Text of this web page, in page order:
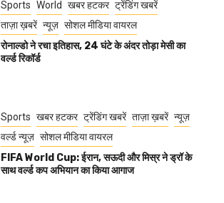
Sports World खबर हटकर ट्रेंडिंग खबरें
ताज़ा ख़बरें न्यूज़ सोशल मीडिया वायरल
रोनाल्डो ने रचा इतिहास, 24 घंटे के अंदर तोड़ा मेसी का
वर्ल्ड रिकॉर्ड
Sports खबर हटकर ट्रेंडिंग खबरें ताज़ा ख़बरें न्यूज़
वर्ल्ड न्यूज़ सोशल मीडिया वायरल
FIFA World Cup: ईरान, सऊदी और मिस्र ने ड्रॉ के
साथ वर्ल्ड कप अभियान का किया आगाज